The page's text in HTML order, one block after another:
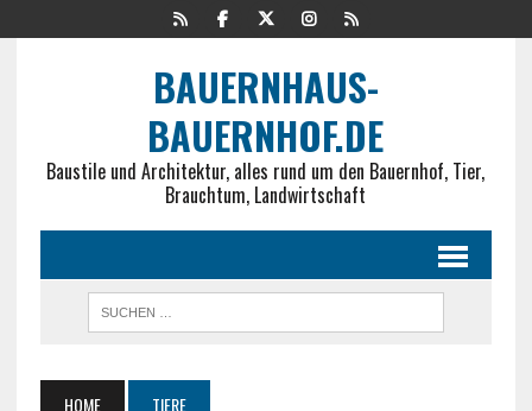
BAUERNHAUS-
BAUERNHOF.DE
Baustile und Architektur, alles rund um den Bauernhof, Tier,
Brauchtum, Landwirtschaft
HOME TIERE